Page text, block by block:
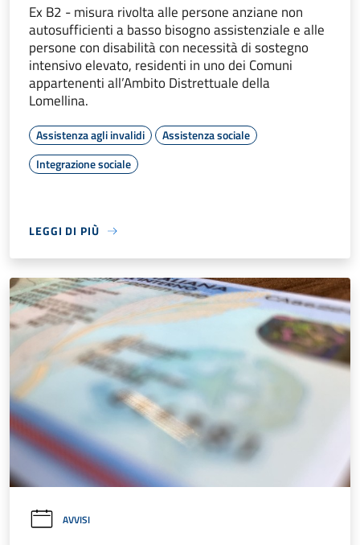
Ex B2 - misura rivolta alle persone anziane non
autosufficienti a basso bisogno assistenziale e alle
persone con disabilità con necessità di sostegno
intensivo elevato, residenti in uno dei Comuni
appartenenti all’Ambito Distrettuale della
Lomellina.
Assistenza agli invalidi
Assistenza sociale
Integrazione sociale
LEGGI DI PIÙ
AVVISI